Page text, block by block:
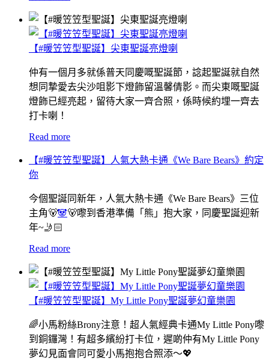
【#暖笠笠型聖誕】尖東聖誕亮燈喇
仲有一個月多就係普天同慶嘅聖誕節，諗起聖誕就自然
想同摯愛去尖沙咀影下燈飾留溫馨倩影。而尖東嘅聖誕
燈飾已經亮起，留待大家一齊合照，係時候約埋一齊去
打卡喇！
Read more
【#暖笠笠型聖誕】人氣大熱卡通《We Bare Bears》約定
你
今個聖誕同新年，人氣大熱卡通《We Bare Bears》三位
主角🐻🐼🐻嚟到香港準備「熊」抱大家，同慶聖誕迎新
年~🤳🏻
Read more
【#暖笠笠型聖誕】My Little Pony聖誕夢幻童樂園
🌈小馬粉絲Brony注意！超人氣經典卡通My Little Pony嚟
到銅鑼灣！有超多繽紛打卡位，遲啲仲有My Little Pony
夢幻見面會同可愛小馬抱抱合照添～💖